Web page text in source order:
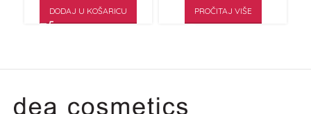
DODAJ U KOŠARICU PROČITAJ VIŠE